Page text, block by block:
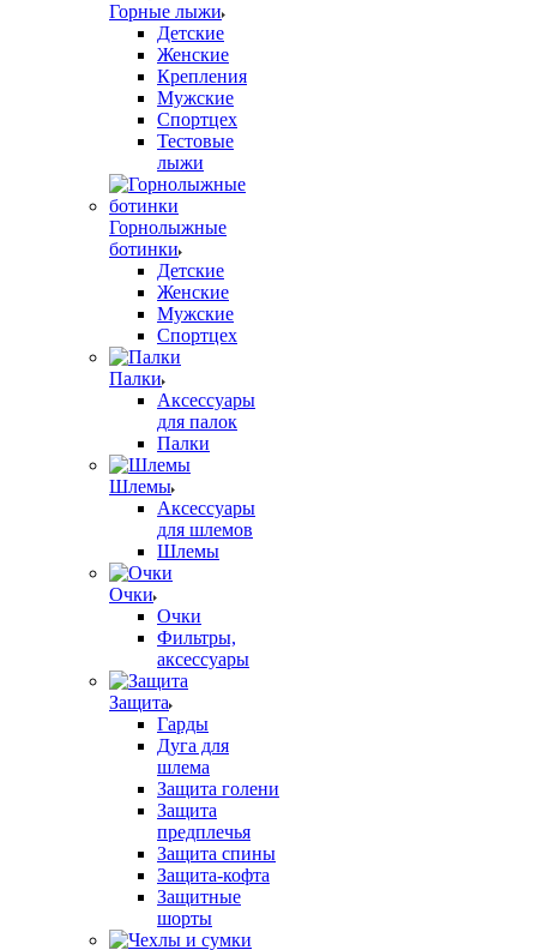
Горные лыжи
Детские
Женские
Крепления
Мужские
Спортцех
Тестовые
лыжи
Горнолыжные
ботинки
Детские
Женские
Мужские
Спортцех
Палки
Аксессуары
для палок
Палки
Шлемы
Аксессуары
для шлемов
Шлемы
Очки
Очки
Фильтры,
аксессуары
Защита
Гарды
Дуга для
шлема
Защита голени
Защита
предплечья
Защита спины
Защита-кофта
Защитные
шорты